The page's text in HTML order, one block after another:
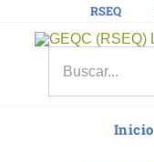
RSEQ
Inicio